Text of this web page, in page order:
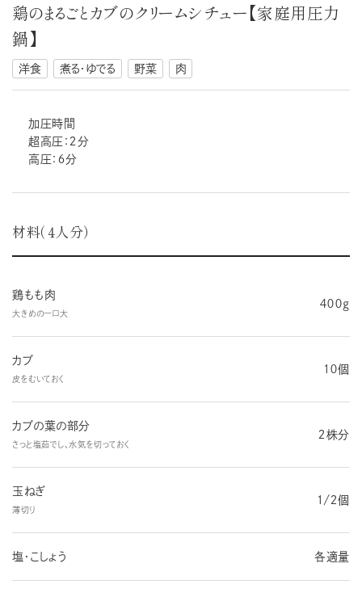
鶏のまるごとカブのクリームシチュー【家庭用圧力
鍋】
洋食 煮る・ゆでる 野菜 肉
加圧時間
超高圧：２分
高圧：６分
材料（４人分）
鶏もも肉
大きめの一口大
４００ℊ
カブ
皮をむいておく
１０個
カブの葉の部分
さっと塩茹でし、水気を切っておく
２株分
玉ねぎ
薄切り
１/２個
塩・こしょう 各適量